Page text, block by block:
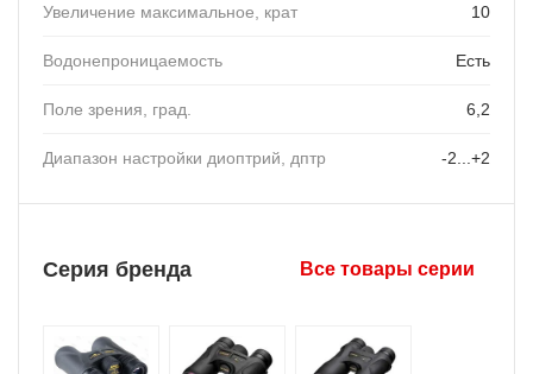
Увеличение максимальное, крат 10
Водонепроницаемость Есть
Поле зрения, град. 6,2
Диапазон настройки диоптрий, дптр -2...+2
Серия бренда Все товары серии